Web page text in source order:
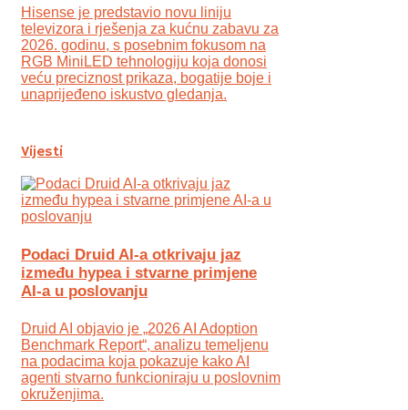
Hisense je predstavio novu liniju
televizora i rješenja za kućnu zabavu za
2026. godinu, s posebnim fokusom na
RGB MiniLED tehnologiju koja donosi
veću preciznost prikaza, bogatije boje i
unaprijeđeno iskustvo gledanja.
Vijesti
Podaci Druid AI-a otkrivaju jaz
između hypea i stvarne primjene
AI-a u poslovanju
Druid AI objavio je „2026 AI Adoption
Benchmark Report“, analizu temeljenu
na podacima koja pokazuje kako AI
agenti stvarno funkcioniraju u poslovnim
okruženjima.